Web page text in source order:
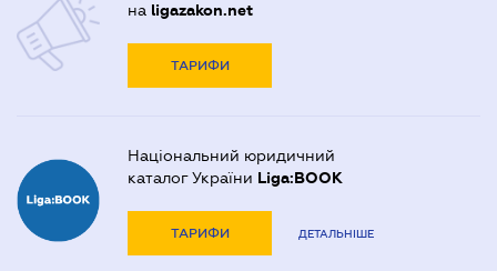
на ligazakon.net
ТАРИФИ
Національний юридичний
каталог України Liga:BOOK
ТАРИФИ ДЕТАЛЬНІШЕ